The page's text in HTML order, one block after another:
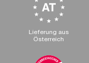
Lieferung aus
Österreich